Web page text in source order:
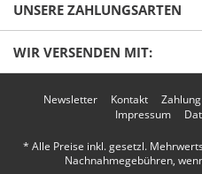
Senden
UNSERE ZAHLUNGSARTEN
WIR VERSENDEN MIT:
Newsletter Kontakt
Impressum
* Alle Preise inkl. gesetzl.
Nachnahmegebühren,